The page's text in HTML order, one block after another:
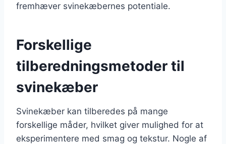
fremhæver svinekæbernes potentiale.
Forskellige
tilberedningsmetoder til
svinekæber
Svinekæber kan tilberedes på mange
forskellige måder, hvilket giver mulighed for at
eksperimentere med smag og tekstur. Nogle af